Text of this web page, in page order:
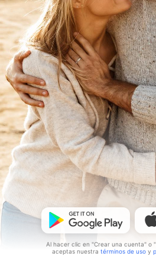
Al hacer clic en "Crear una cuenta" o
aceptas nuestra términos de usoy